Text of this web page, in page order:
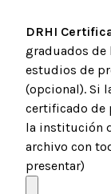
DRHI
graduados de
estudios de
(opcional). Si
certificado de
la institución
archivo con
presentar)